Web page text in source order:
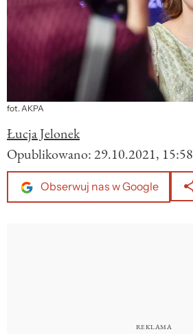
fot. AKPA
Łucja Jelonek
Opublikowano:29.10.2021, 15:58
Obserwuj nas w Google